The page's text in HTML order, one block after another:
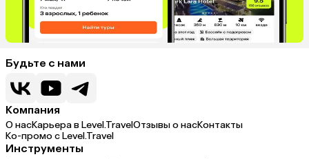
Будьте с нами
Компания
О насКарьера в Level.TravelОтзывы о насКонтакты
Ко-промо с Level.Travel
Инструменты